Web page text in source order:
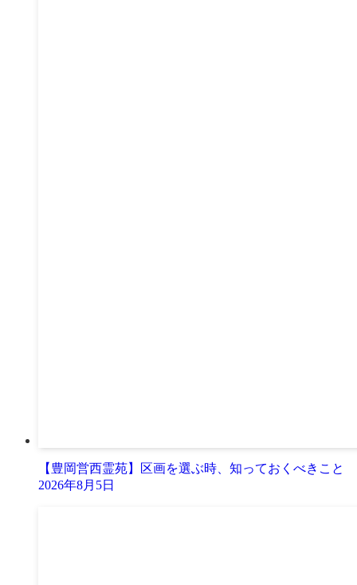
【豊岡営西霊苑】区画を選ぶ時、知っておくべきこと
2026年8月5日